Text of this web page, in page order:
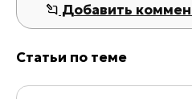
Добавить
Статьи по теме